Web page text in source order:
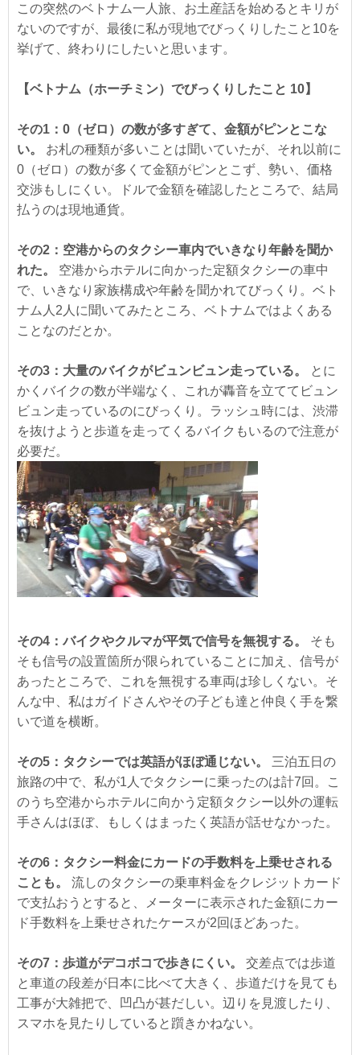
この突然のベトナム一人旅、お土産話を始めるとキリが
ないのですが、最後に私が現地でびっくりしたこと10を
挙げて、終わりにしたいと思います。
【ベトナム（ホーチミン）でびっくりしたこと 10】
その1：0（ゼロ）の数が多すぎて、金額がピンとこな
い。
お札の種類が多いことは聞いていたが、それ以前に
0（ゼロ）の数が多くて金額がピンとこず、勢い、価格
交渉もしにくい。ドルで金額を確認したところで、結局
払うのは現地通貨。
その2：空港からのタクシー車内でいきなり年齢を聞か
れた。
空港からホテルに向かった定額タクシーの車中
で、いきなり家族構成や年齢を聞かれてびっくり。ベト
ナム人2人に聞いてみたところ、ベトナムではよくある
ことなのだとか。
その3：大量のバイクがビュンビュン走っている。
とに
かくバイクの数が半端なく、これが轟音を立ててビュン
ビュン走っているのにびっくり。ラッシュ時には、渋滞
を抜けようと歩道を走ってくるバイクもいるので注意が
必要だ。
その4：バイクやクルマが平気で信号を無視する。
そも
そも信号の設置箇所が限られていることに加え、信号が
あったところで、これを無視する車両は珍しくない。そ
んな中、私はガイドさんやその子ども達と仲良く手を繋
いで道を横断。
その5：タクシーでは英語がほぼ通じない。
三泊五日の
旅路の中で、私が1人でタクシーに乗ったのは計7回。こ
のうち空港からホテルに向かう定額タクシー以外の運転
手さんはほぼ、もしくはまったく英語が話せなかった。
その6：タクシー料金にカードの手数料を上乗せされる
ことも。
流しのタクシーの乗車料金をクレジットカード
で支払おうとすると、メーターに表示された金額にカー
ド手数料を上乗せされたケースが2回ほどあった。
その7：歩道がデコボコで歩きにくい。
交差点では歩道
と車道の段差が日本に比べて大きく、歩道だけを見ても
工事が大雑把で、凹凸が甚だしい。辺りを見渡したり、
スマホを見たりしていると躓きかねない。